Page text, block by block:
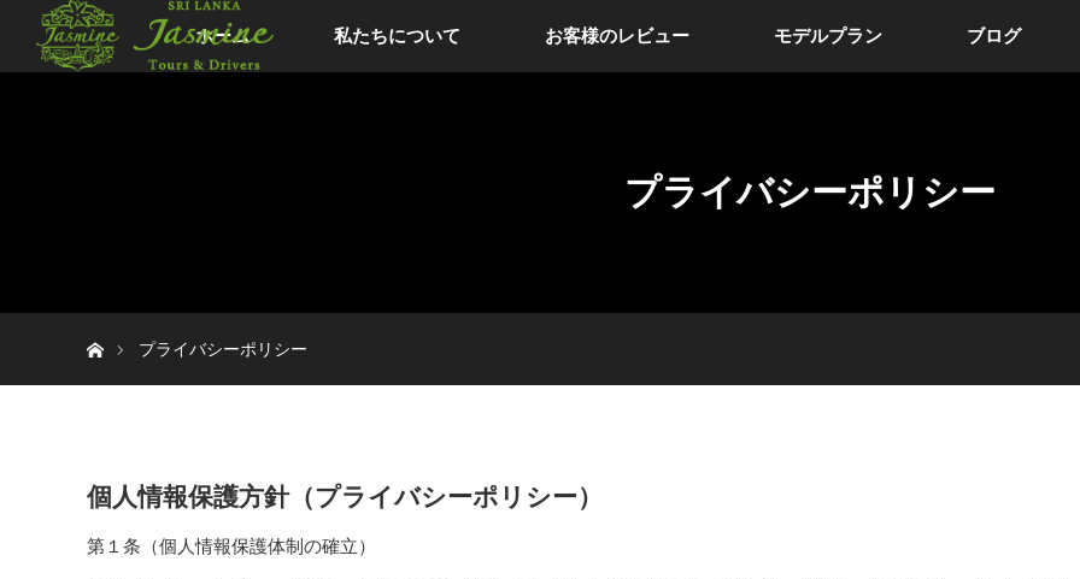
ホーム 私たちについて お客様のレビュー モデルプラン ブログ
プライバシーポリシー
プライバシーポリシー
個人情報保護方針（プライバシーポリシー）
第１条（個人情報保護体制の確立）